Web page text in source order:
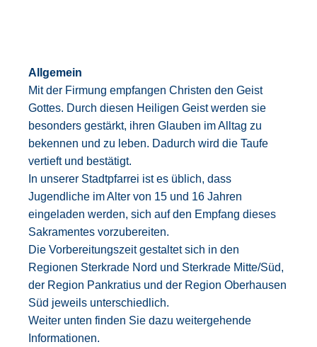
Allgemein
Mit der Firmung empfangen Christen den Geist
Gottes. Durch diesen Heiligen Geist werden sie
besonders gestärkt, ihren Glauben im Alltag zu
bekennen und zu leben. Dadurch wird die Taufe
vertieft und bestätigt.
In unserer Stadtpfarrei ist es üblich, dass
Jugendliche im Alter von 15 und 16 Jahren
eingeladen werden, sich auf den Empfang dieses
Sakramentes vorzubereiten.
Die Vorbereitungszeit gestaltet sich in den
Regionen Sterkrade Nord und Sterkrade Mitte/Süd,
der Region Pankratius und der Region Oberhausen
Süd jeweils unterschiedlich.
Weiter unten finden Sie dazu weitergehende
Informationen.